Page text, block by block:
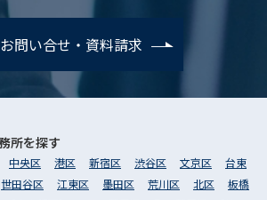
お問い合せ・資料請求
所を探す
中央区 港区 新宿区 渋谷区 文京区
台東
世田谷区 江東区 墨田区 荒川区 北区
板橋